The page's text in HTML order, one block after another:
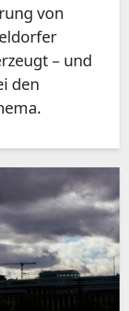
von
– und
den